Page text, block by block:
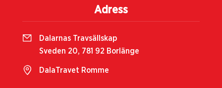
Adress
Dalarnas Travsällskap
Sveden 20, 781 92 Borlänge
DalaTravet Romme